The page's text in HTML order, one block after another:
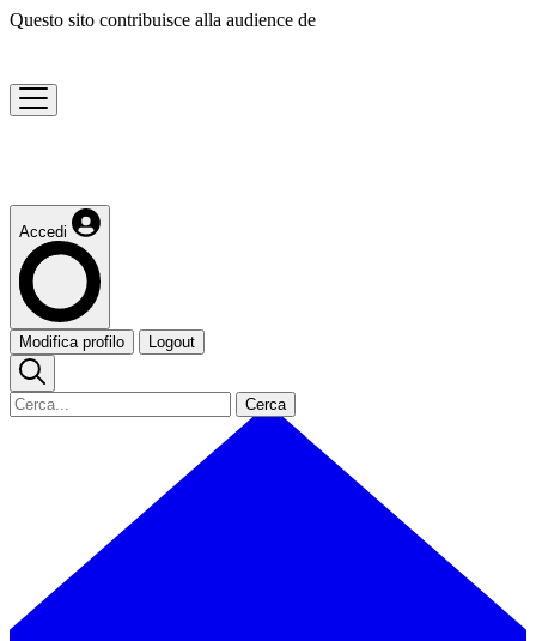
Questo sito contribuisce alla audience de
Accedi
Modifica profilo Logout
Cerca